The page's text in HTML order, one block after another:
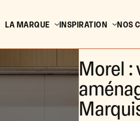
LA MARQUE INSPIRATION NOS
Morel :